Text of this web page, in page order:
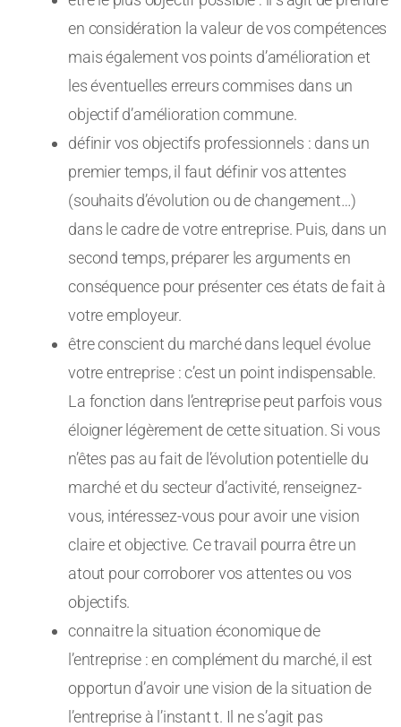
en considération la valeur de vos compétences
mais également vos points d’amélioration et
les éventuelles erreurs commises dans un
objectif d’amélioration commune.
définir vos objectifs professionnels : dans un
premier temps, il faut définir vos attentes
(souhaits d’évolution ou de changement…)
dans le cadre de votre entreprise. Puis, dans un
second temps, préparer les arguments en
conséquence pour présenter ces états de fait à
votre employeur.
être conscient du marché dans lequel évolue
votre entreprise : c’est un point indispensable.
La fonction dans l’entreprise peut parfois vous
éloigner légèrement de cette situation. Si vous
n’êtes pas au fait de l’évolution potentielle du
marché et du secteur d’activité, renseignez-
vous, intéressez-vous pour avoir une vision
claire et objective. Ce travail pourra être un
atout pour corroborer vos attentes ou vos
objectifs.
connaitre la situation économique de
l’entreprise : en complément du marché, il est
opportun d’avoir une vision de la situation de
l’entreprise à l’instant t. Il ne s’agit pas